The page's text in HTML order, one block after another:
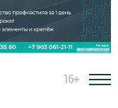
16+